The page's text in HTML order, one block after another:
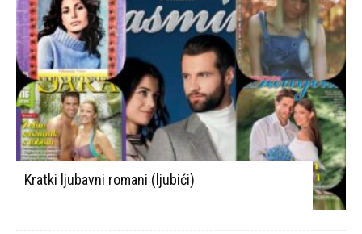
Kratki ljubavni romani (ljubići)